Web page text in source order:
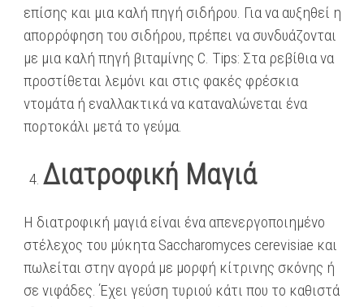
επίσης και μια καλή πηγή σιδήρου. Για να αυξηθεί η
απορρόφηση του σιδήρου, πρέπει να συνδυάζονται
με μια καλή πηγή βιταμίνης C. Tips: Στα ρεβίθια να
προστίθεται λεμόνι και στις φακές φρέσκια
ντομάτα ή εναλλακτικά να καταναλώνεται ένα
πορτοκάλι μετά το γεύμα.
Διατροφική Μαγιά
Η διατροφική μαγιά είναι ένα απενεργοποιημένο
στέλεχος του μύκητα Saccharomyces cerevisiae και
πωλείται στην αγορά με μορφή κίτρινης σκόνης ή
σε νιφάδες. Έχει γεύση τυριού κάτι που το καθιστά